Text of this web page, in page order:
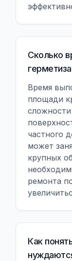
Сколько
Время
площади
частного
может
крупных
ремонта
Как